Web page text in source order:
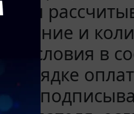
и он
и
условия в